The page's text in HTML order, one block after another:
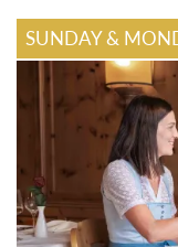
SUNDAY &